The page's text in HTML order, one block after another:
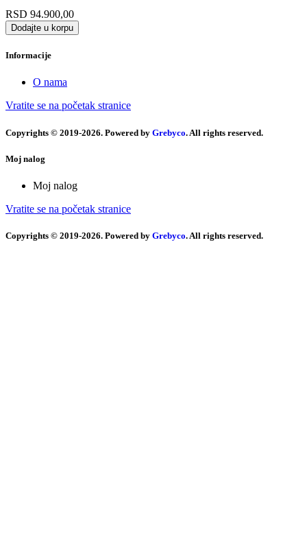
RSD 94.900,00
Dodajte u korpu
Informacije
O nama
Vratite se na početak stranice
Copyrights © 2019-2026. Powered by Grebyco. All rights reserved.
Moj nalog
Moj nalog
Vratite se na početak stranice
Copyrights © 2019-2026. Powered by Grebyco. All rights reserved.